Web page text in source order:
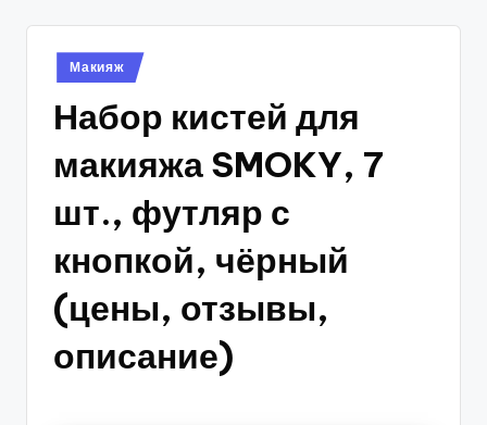
Опубликовано
в
Макияж
Набор кистей для
макияжа SMOKY, 7
шт., футляр с
кнопкой, чёрный
(цены, отзывы,
описание)